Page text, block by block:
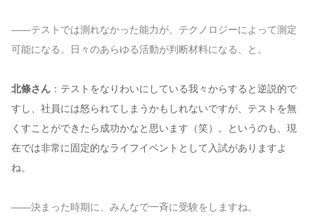
——テストでは測れなかった能力が、テクノロジーによって測定
可能になる。日々のあらゆる活動が判断材料になる、と。
北條さん ：テストをなりわいにしている我々からすると逆説的で
すし、社員には怒られてしまうかもしれないですが、テストを無
くすことができたら成功かなと思います（笑）。というのも、現
在では非常に固定的なライフイベントとして入試がありますよ
ね。
——決まった時期に、みんなで一斉に受験をしますね。